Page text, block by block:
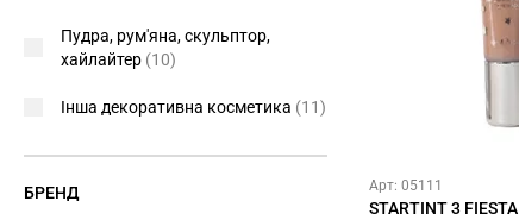
Арт: 05111
STARTINT 3 FIESTA
Пудра, рум'яна, скульптор,
хайлайтер (10)
Інша декоративна косметика (11)
БРЕНД